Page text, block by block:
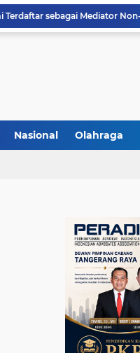
Nasional Olahraga